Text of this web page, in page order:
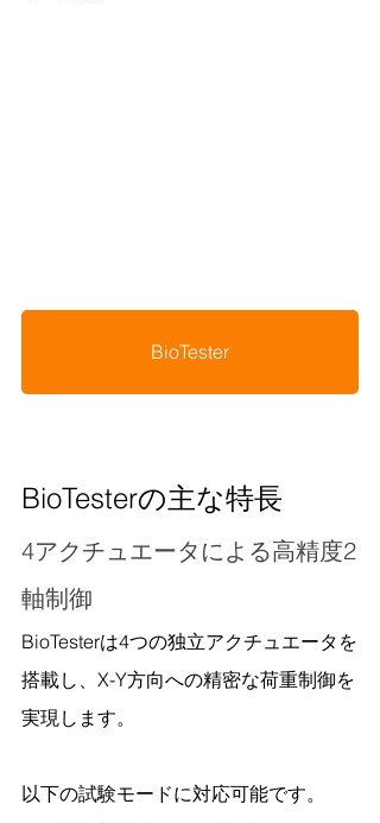
BioTester
BioTesterの主な特長
4アクチュエータによる高精度2
軸制御
BioTesterは4つの独立アクチュエータを
搭載し、X-Y方向への精密な荷重制御を
実現します。
以下の試験モードに対応可能です。